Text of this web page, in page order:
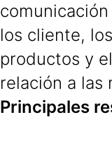
los cliente,
productos y
relación a las
Principales